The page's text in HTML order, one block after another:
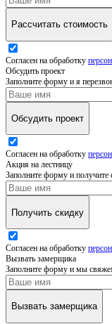
Рассчитать стоимость
Согласен на обработку
Обсудить проект
Заполните форму и я
Обсудить проект
Согласен на обработку
Акция на лестницу
Заполните форму и
Получить скидку
Согласен на обработку
Вызвать замерщика
Заполните форму и мы
Вызвать замерщика